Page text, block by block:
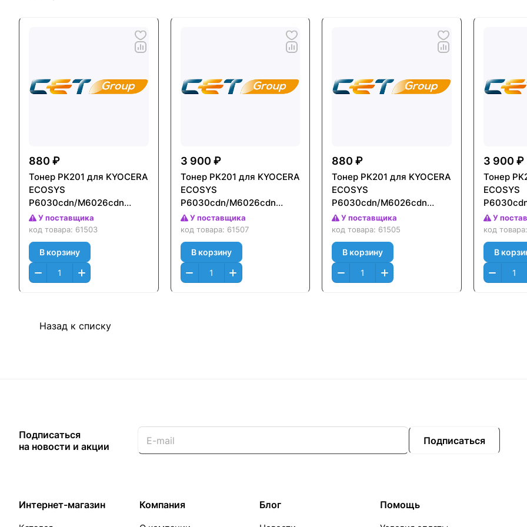
880 ₽
Тонер PK201 для KYOCERA
ECOSYS
P6030cdn/M6026cdn
(CET) Голубой (Cyan),
100г/бут, OSP0201C-100
У поставщика
код товара: 61503
В корзину
3 900 ₽
Тонер PK201 для KYOCERA
ECOSYS
P6030cdn/M6026cdn
(CET) Голубой (Cyan),
500г/бут, (унив.),
OSP0201C-500
У поставщика
код товара: 61507
В корзину
880 ₽
Тонер PK201 для KYOCERA
ECOSYS
P6030cdn/M6026cdn
(CET) Желтый (Yellow),
100г/бут, OSP0201Y-100
У поставщика
код товара: 61505
В корзину
3 900 ₽
Тонер
ECOSYS
(CET)
500г/бут,
У
код товара:
В
Назад к списку
Подписаться
на новости и акции
Подписаться
Интернет-магазин Компания Блог Помощь